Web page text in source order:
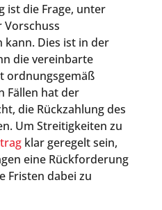
ist die Frage, unter
Vorschuss
Dies ist in der
die vereinbarte
ordnungsgemäß
Fällen hat der
die Rückzahlung des
Um Streitigkeiten zu
klar geregelt sein,
eine Rückforderung
Fristen dabei zu